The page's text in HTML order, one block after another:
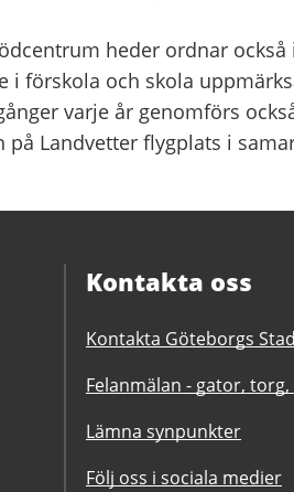
heder ordnar
i förskola och skola
varje år genomförs
på Landvetter flygplats i
Kontakta oss
Kontakta Göteborgs Stad
Felanmälan - gator,
Lämna synpunkter
Följ oss i sociala medier